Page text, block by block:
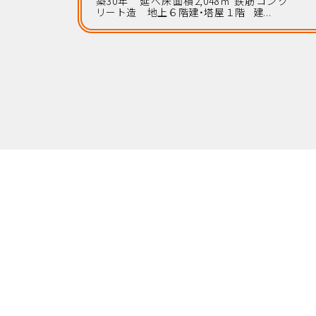
リート造 地上６階建・塔屋１階 建...